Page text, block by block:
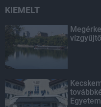
KIEMELT
Egyetem